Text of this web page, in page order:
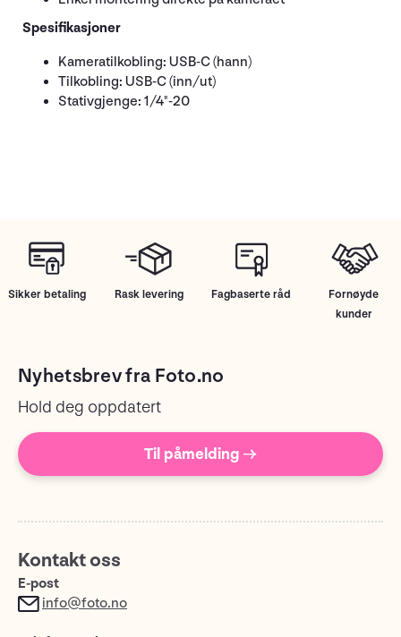
Spesifikasjoner
Kameratilkobling: USB-C (hann)
Tilkobling: USB-C (inn/ut)
Stativgjenge: 1/4"-20
Sikker betaling Rask levering Fagbaserte råd
Fornøyde
kunder
Nyhetsbrev fra Foto.no
Hold deg oppdatert
Til påmelding →
Kontakt oss
E-post
info@foto.no